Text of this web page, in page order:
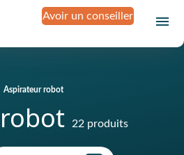
Avoir un conseiller
Aspirateur robot
22 produits